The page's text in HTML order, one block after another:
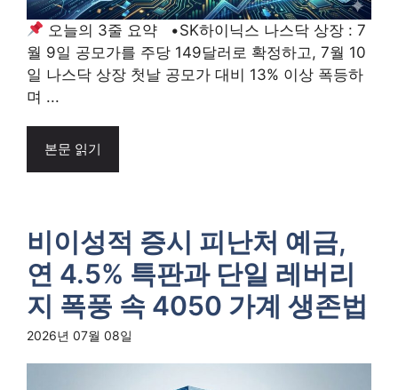
오늘의 3줄 요약 •SK하이닉스 나스닥 상장 : 7
월 9일 공모가를 주당 149달러로 확정하고, 7월 10
일 나스닥 상장 첫날 공모가 대비 13% 이상 폭등하
며 ...
본문 읽기
비이성적 증시 피난처 예금,
연 4.5% 특판과 단일 레버리
지 폭풍 속 4050 가계 생존법
2026년 07월 08일